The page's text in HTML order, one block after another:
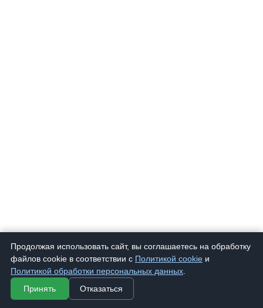
Продолжая использовать сайт, вы соглашаетесь на обработку
файлов cookie в соответствии с Политикой cookie и
Политикой обработки персональных данных
Принять
Отказаться